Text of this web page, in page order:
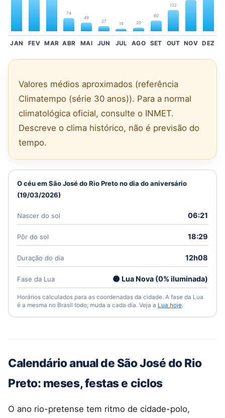
74
49
27 15 20
60
122
JAN FEV MAR ABR MAI JUN JUL AGO SET OUT NOV DEZ
Valores médios aproximados (referência
Climatempo (série 30 anos)). Para a normal
climatológica oficial, consulte o INMET.
Descreve o clima histórico, não é previsão do
tempo.
O céu em São José do Rio Preto no dia do aniversário
(19/03/2026)
Nascer do sol 06:21
Pôr do sol 18:29
Duração do dia 12h08
Fase da Lua 🌑 Lua Nova (0% iluminada)
Horários calculados para as coordenadas da cidade. A fase da Lua
é a mesma no Brasil todo; muda a cada dia. Veja a Lua hoje.
Calendário anual de São José do Rio
Preto: meses, festas e ciclos
O ano rio-pretense tem ritmo de cidade-polo,